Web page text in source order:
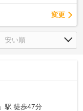
変更
」駅 徒歩47分